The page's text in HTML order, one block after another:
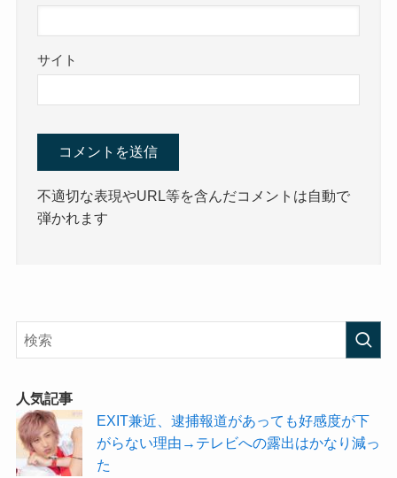
サイト
不適切な表現やURL等を含んだコメントは自動で
弾かれます
人気記事
EXIT兼近、逮捕報道があっても好感度が下
がらない理由→テレビへの露出はかなり減っ
た